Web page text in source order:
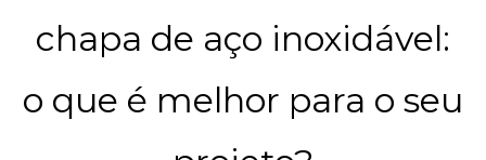
chapa de aço inoxidável:
o que é melhor para o seu